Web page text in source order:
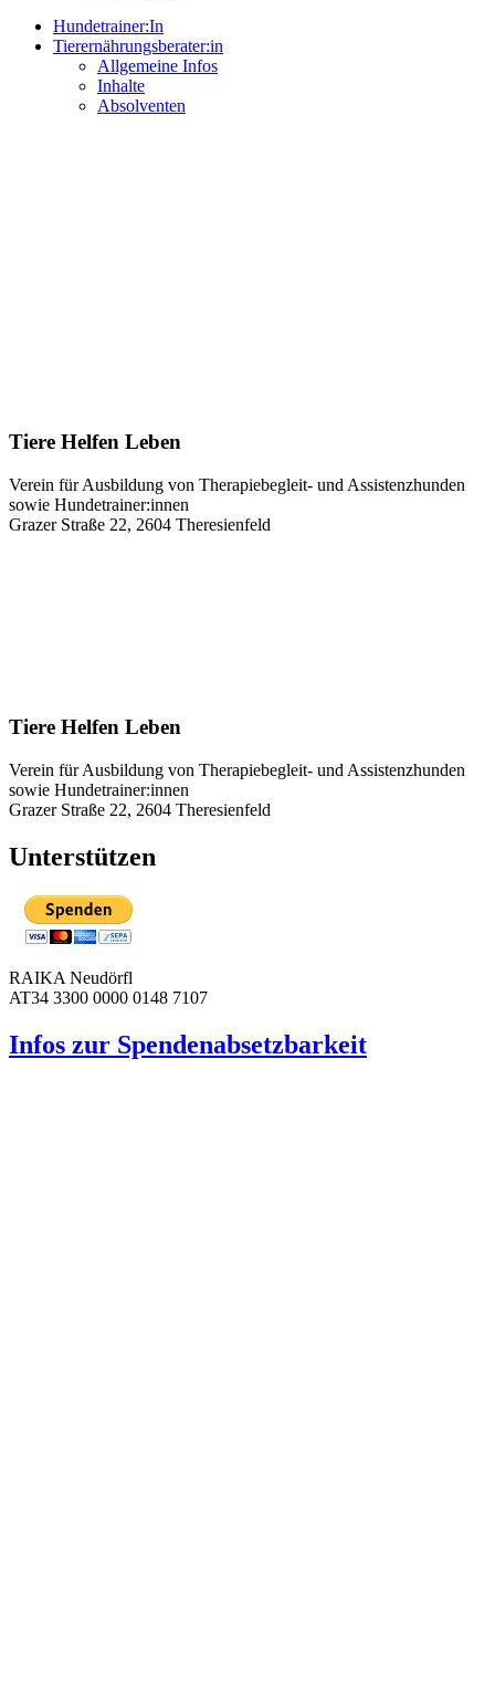
Hundetrainer:In
Tierernährungsberater:in
Allgemeine Infos
Inhalte
Absolventen
Tiere Helfen Leben
Verein für Ausbildung von Therapiebegleit- und Assistenzhunden
sowie Hundetrainer:innen
Grazer Straße 22, 2604 Theresienfeld
Tiere Helfen Leben
Verein für Ausbildung von Therapiebegleit- und Assistenzhunden
sowie Hundetrainer:innen
Grazer Straße 22, 2604 Theresienfeld
Unterstützen
RAIKA Neudörfl
AT34 3300 0000 0148 7107
Infos zur Spenden­absetzbarkeit